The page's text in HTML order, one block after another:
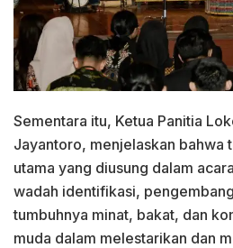
Sementara itu, Ketua Panitia
Jayantoro, menjelaskan bahwa
utama yang diusung dalam
wadah identifikasi,
tumbuhnya minat, bakat, dan
muda dalam melestarikan dan